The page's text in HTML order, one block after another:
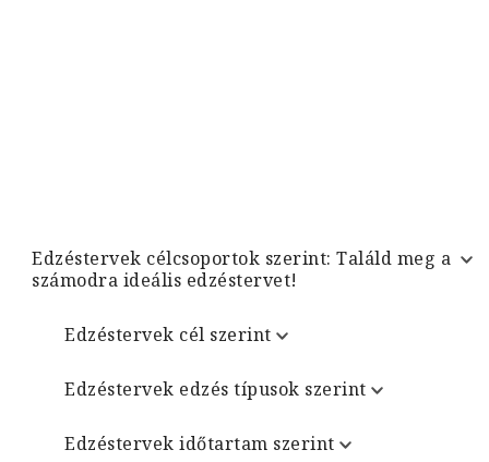
Edzéstervek célcsoportok szerint: Találd meg a
számodra ideális edzéstervet!
Edzéstervek cél szerint
Edzéstervek edzés típusok szerint
Edzéstervek időtartam szerint